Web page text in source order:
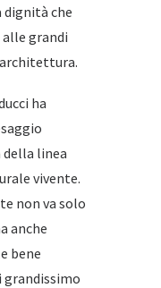
dignità che
grandi
ha
linea
vivente.
non va solo
anche
bene